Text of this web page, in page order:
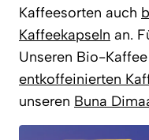
Kaffeesorten auch
Kaffeekapseln an.
Unseren Bio-
entkoffeinierten
unseren Buna